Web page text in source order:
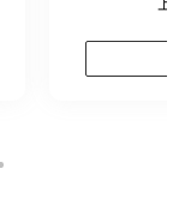
上、